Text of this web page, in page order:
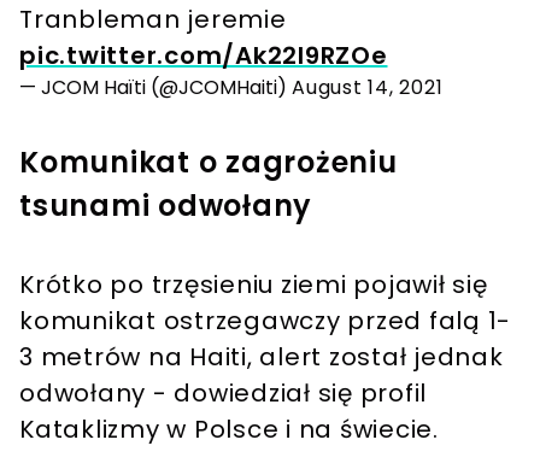
Tranbleman jeremie
pic.twitter.com/Ak22I9RZOe
— JCOM Haïti (@JCOMHaiti) August 14, 2021
Komunikat o zagrożeniu
tsunami odwołany
Krótko po trzęsieniu ziemi pojawił się
komunikat ostrzegawczy przed falą 1-
3 metrów na Haiti, alert został jednak
odwołany - dowiedział się profil
Kataklizmy w Polsce i na świecie.